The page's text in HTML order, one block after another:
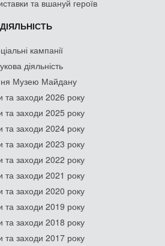
та вшануй героїв
ДІЯЛЬНІСТЬ
кампанії
діяльність
Музею Майдану
та заходи 2026 року
та заходи 2025 року
та заходи 2024 року
та заходи 2023 року
та заходи 2022 року
та заходи 2021 року
та заходи 2020 року
та заходи 2019 року
та заходи 2018 року
та заходи 2017 року